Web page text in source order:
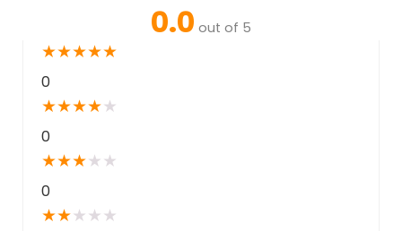
0.0 out of 5
★★★★★
0
★★★★★
0
★★★★ ★
0
★★★ ★ ★